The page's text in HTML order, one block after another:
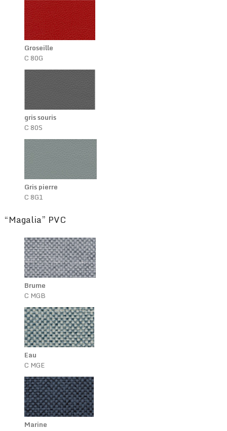
Groseille
C 80G
gris souris
C 80S
Gris pierre
C 8G1
“Magalia” PVC
Brume
C MGB
Eau
C MGE
Marine